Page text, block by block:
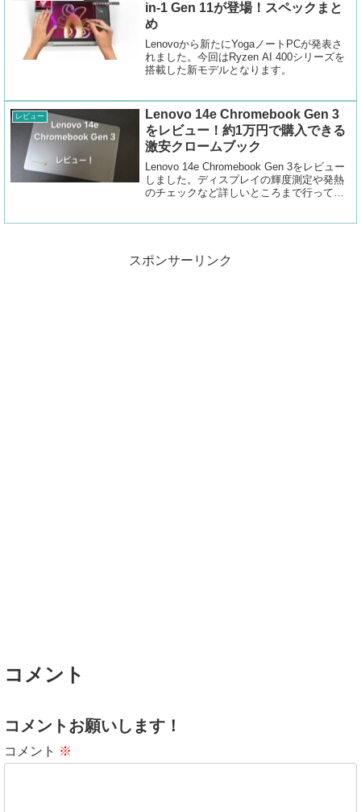
in-1 Gen 11が登場！スペックまと
め
Lenovoから新たにYogaノートPCが発表さ
れました。今回はRyzen AI 400シリーズを
搭載した新モデルとなります。
レビュー
Lenovo 14e Chromebook Gen 3
をレビュー！約1万円で購入できる
激安クロームブック
Lenovo 14e Chromebook Gen 3をレビュー
しました。ディスプレイの輝度測定や発熱
のチェックなど詳しいところまで行ってい
スポンサーリンク
コメント
コメントお願いします！
コメント ※